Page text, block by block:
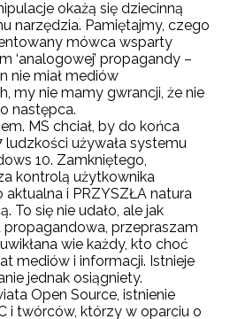
okażą się dziecinną
narzędzia. Pamiętajmy, czego
mówca wsparty
‘analogowej’ propagandy –
nie miał mediów
my nie mamy gwrancji, że nie
następca.
MS chciał, by do końca
używała systemu
10. Zamkniętego,
kontrolą użytkownika
i PRZYSZŁA natura
To się nie udało, ale jak
przepraszam
wie każdy, kto choć
mediów i informacji. Istnieje
jednak osiągniety.
Open Source, istnienie
i twórców, którzy w oparciu o